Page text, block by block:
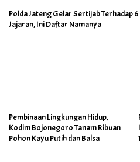
Polda Jateng Gelar Sertijab Terhadap
Jajaran, Ini Daftar Namanya
Pembinaan Lingkungan Hidup,
Kodim Bojonegoro Tanam Ribuan
Pohon Kayu Putih dan Balsa